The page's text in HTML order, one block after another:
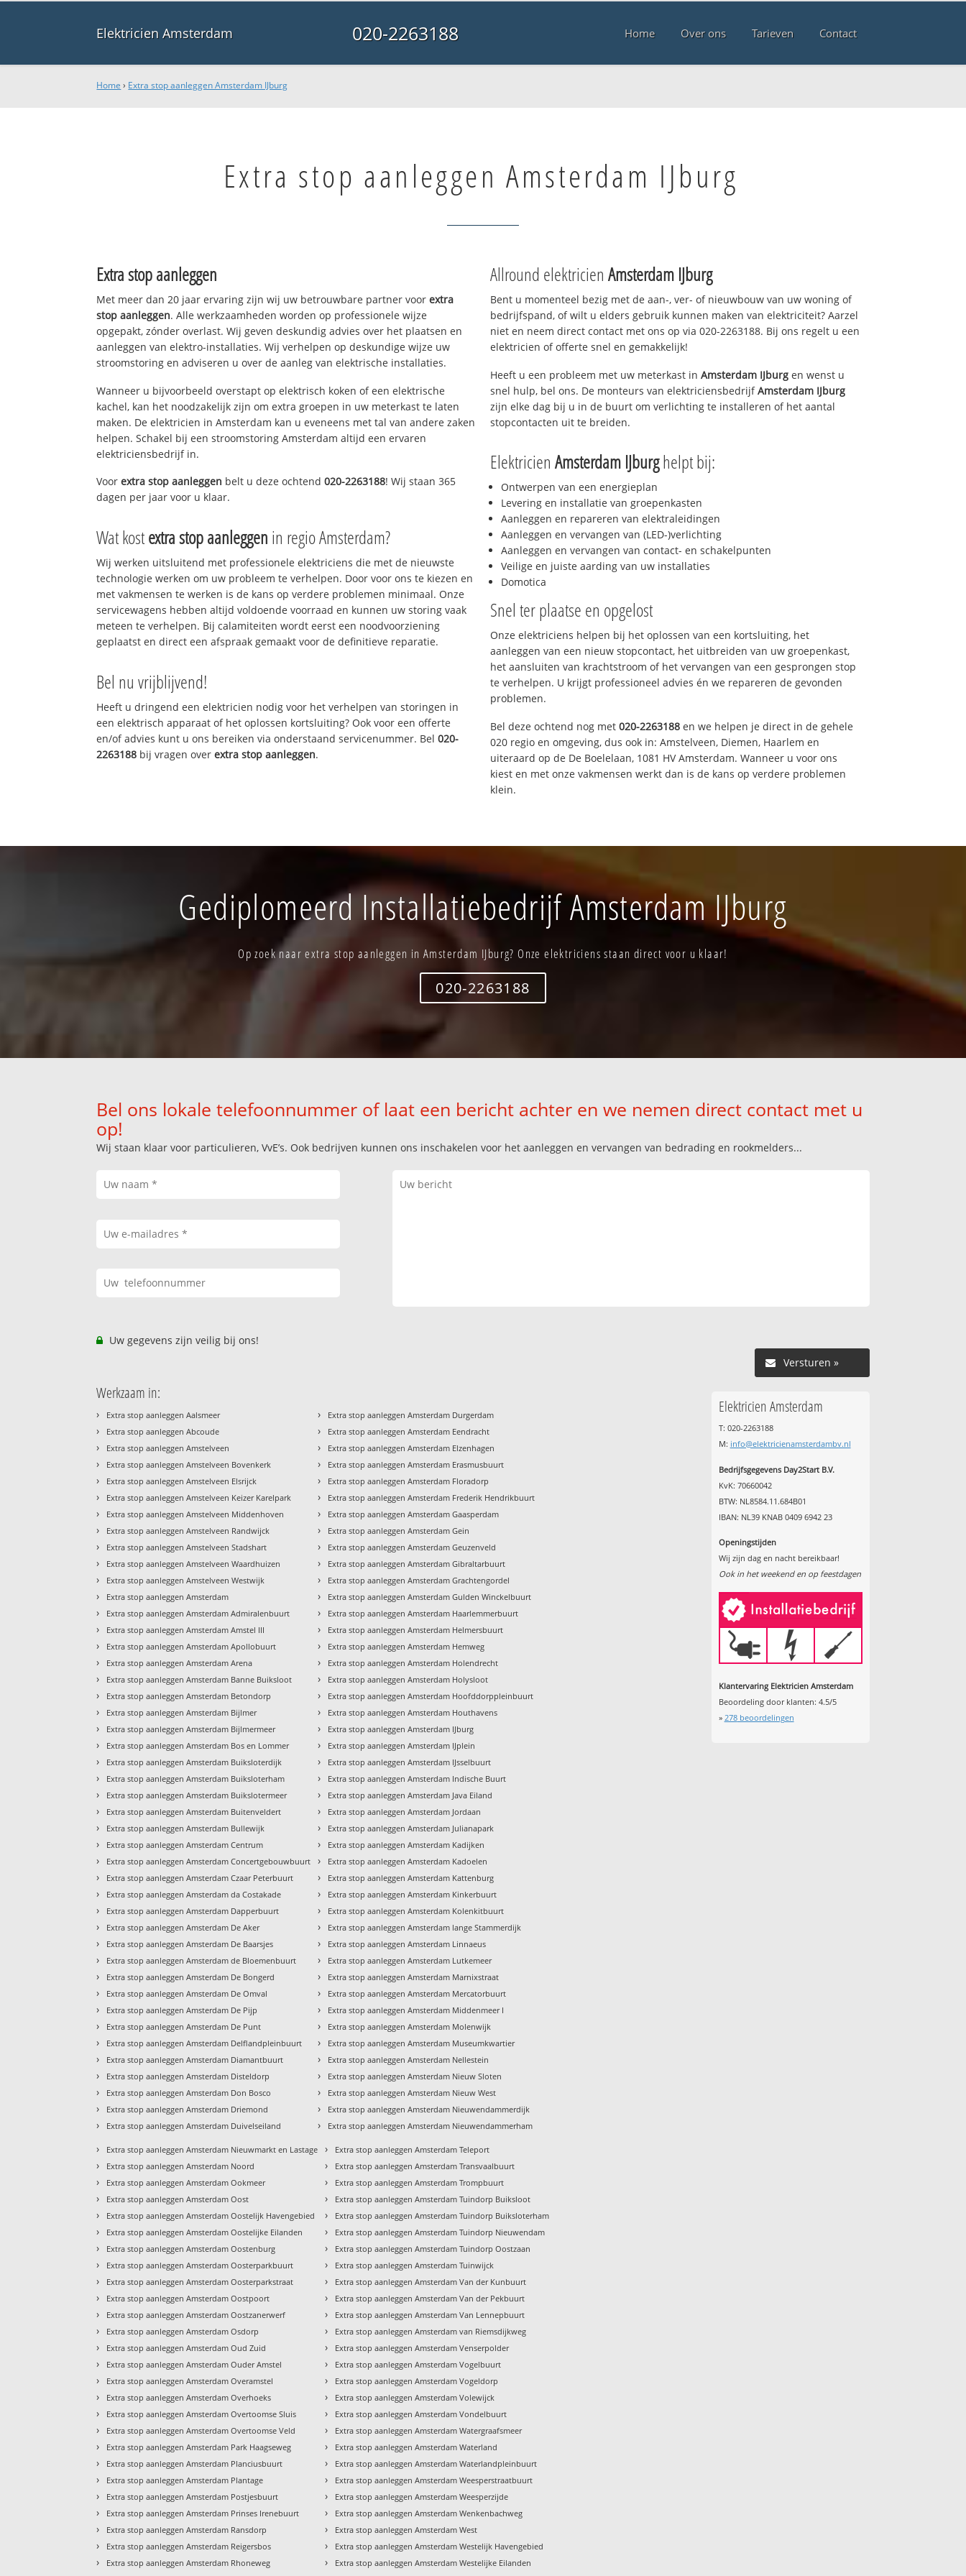
Elektricien Amsterdam 020-2263188 Home Over ons Tarieven Contact
Home › Extra stop aanleggen Amsterdam IJburg
Extra stop aanleggen Amsterdam IJburg
Extra stop aanleggen
Met meer dan 20 jaar ervaring zijn wij uw betrouwbare partner voorextra
stop aanleggen. Alle werkzaamheden worden op professionele wijze
opgepakt, zónder overlast. Wij geven deskundig advies over het plaatsen en
aanleggen van elektro-installaties. Wij verhelpen op deskundige wijze uw
stroomstoring en adviseren u over de aanleg van elektrische installaties.
Wanneer u bijvoorbeeld overstapt op elektrisch koken of een elektrische
kachel, kan het noodzakelijk zijn om extra groepen in uw meterkast te laten
maken. De elektricien in Amsterdam kan u eveneens met tal van andere zaken
helpen. Schakel bij een stroomstoring Amsterdam altijd een ervaren
elektriciensbedrijf in.
Voorextra stop aanleggen belt u deze ochtend020-2263188! Wij staan 365
dagen per jaar voor u klaar.
Wat kostextra stop aanleggen in regio Amsterdam?
Wij werken uitsluitend met professionele elektriciens die met de nieuwste
technologie werken om uw probleem te verhelpen. Door voor ons te kiezen en
met vakmensen te werken is de kans op verdere problemen minimaal. Onze
servicewagens hebben altijd voldoende voorraad en kunnen uw storing vaak
meteen te verhelpen. Bij calamiteiten wordt eerst een noodvoorziening
geplaatst en direct een afspraak gemaakt voor de definitieve reparatie.
Bel nu vrijblijvend!
Heeft u dringend een elektricien nodig voor het verhelpen van storingen in
een elektrisch apparaat of het oplossen kortsluiting? Ook voor een offerte
en/of advies kunt u ons bereiken via onderstaand servicenummer. Bel020-
2263188 bij vragen overextra stop aanleggen.
Allround elektricien Amsterdam IJburg
Bent u momenteel bezig met de aan-, ver- of nieuwbouw van uw woning of
bedrijfspand, of wilt u elders gebruik kunnen maken van elektriciteit? Aarzel
niet en neem direct contact met ons op via 020-2263188. Bij ons regelt u een
elektricien of offerte snel en gemakkelijk!
Heeft u een probleem met uw meterkast in Amsterdam IJburg en wenst u
snel hulp, bel ons. De monteurs van elektriciensbedrijfAmsterdam IJburg
zijn elke dag bij u in de buurt om verlichting te installeren of het aantal
stopcontacten uit te breiden.
Elektricien Amsterdam IJburghelpt bij:
Ontwerpen van een energieplan
Levering en installatie van groepenkasten
Aanleggen en repareren van elektraleidingen
Aanleggen en vervangen van (LED-)verlichting
Aanleggen en vervangen van contact- en schakelpunten
Veilige en juiste aarding van uw installaties
Domotica
Snel ter plaatse en opgelost
Onze elektriciens helpen bij het oplossen van een kortsluiting, het
aanleggen van een nieuw stopcontact, het uitbreiden van uw groepenkast,
het aansluiten van krachtstroom of het vervangen van een gesprongen stop
te verhelpen. U krijgt professioneel advies én we repareren de gevonden
problemen.
Bel deze ochtend nog met 020-2263188 en we helpen je direct in de gehele
020 regio en omgeving, dus ook in: Amstelveen, Diemen, Haarlem en
uiteraard op de De Boelelaan, 1081 HV Amsterdam. Wanneer u voor ons
kiest en met onze vakmensen werkt dan is de kans op verdere problemen
klein.
Gediplomeerd Installatiebedrijf Amsterdam IJburg
Op zoek naar extra stop aanleggen in Amsterdam IJburg? Onze elektriciens staan direct voor u klaar!
020-2263188
Bel ons lokale telefoonnummer of laat een bericht achter en we nemen direct contact met u
op!
Wij staan klaar voor particulieren, VvE’s. Ook bedrijven kunnen ons inschakelen voor het aanleggen en vervangen van bedrading en rookmelders...
Uw gegevens zijn veilig bij ons!
Versturen »
Werkzaam in:
› Extra stop aanleggen Aalsmeer
› Extra stop aanleggen Abcoude
› Extra stop aanleggen Amstelveen
› Extra stop aanleggen Amstelveen Bovenkerk
› Extra stop aanleggen Amstelveen Elsrijck
› Extra stop aanleggen Amstelveen Keizer Karelpark
› Extra stop aanleggen Amstelveen Middenhoven
› Extra stop aanleggen Amstelveen Randwijck
› Extra stop aanleggen Amstelveen Stadshart
› Extra stop aanleggen Amstelveen Waardhuizen
› Extra stop aanleggen Amstelveen Westwijk
› Extra stop aanleggen Amsterdam
› Extra stop aanleggen Amsterdam Admiralenbuurt
› Extra stop aanleggen Amsterdam Amstel III
› Extra stop aanleggen Amsterdam Apollobuurt
› Extra stop aanleggen Amsterdam Arena
› Extra stop aanleggen Amsterdam Banne Buiksloot
› Extra stop aanleggen Amsterdam Betondorp
› Extra stop aanleggen Amsterdam Bijlmer
› Extra stop aanleggen Amsterdam Bijlmermeer
› Extra stop aanleggen Amsterdam Bos en Lommer
› Extra stop aanleggen Amsterdam Buiksloterdijk
› Extra stop aanleggen Amsterdam Buiksloterham
› Extra stop aanleggen Amsterdam Buikslotermeer
› Extra stop aanleggen Amsterdam Buitenveldert
› Extra stop aanleggen Amsterdam Bullewijk
› Extra stop aanleggen Amsterdam Centrum
› Extra stop aanleggen Amsterdam Concertgebouwbuurt
› Extra stop aanleggen Amsterdam Czaar Peterbuurt
› Extra stop aanleggen Amsterdam da Costakade
› Extra stop aanleggen Amsterdam Dapperbuurt
› Extra stop aanleggen Amsterdam De Aker
› Extra stop aanleggen Amsterdam De Baarsjes
› Extra stop aanleggen Amsterdam de Bloemenbuurt
› Extra stop aanleggen Amsterdam De Bongerd
› Extra stop aanleggen Amsterdam De Omval
› Extra stop aanleggen Amsterdam De Pijp
› Extra stop aanleggen Amsterdam De Punt
› Extra stop aanleggen Amsterdam Delflandpleinbuurt
› Extra stop aanleggen Amsterdam Diamantbuurt
› Extra stop aanleggen Amsterdam Disteldorp
› Extra stop aanleggen Amsterdam Don Bosco
› Extra stop aanleggen Amsterdam Driemond
› Extra stop aanleggen Amsterdam Duivelseiland
› Extra stop aanleggen Amsterdam Durgerdam
› Extra stop aanleggen Amsterdam Eendracht
› Extra stop aanleggen Amsterdam Elzenhagen
› Extra stop aanleggen Amsterdam Erasmusbuurt
› Extra stop aanleggen Amsterdam Floradorp
› Extra stop aanleggen Amsterdam Frederik Hendrikbuurt
› Extra stop aanleggen Amsterdam Gaasperdam
› Extra stop aanleggen Amsterdam Gein
› Extra stop aanleggen Amsterdam Geuzenveld
› Extra stop aanleggen Amsterdam Gibraltarbuurt
› Extra stop aanleggen Amsterdam Grachtengordel
› Extra stop aanleggen Amsterdam Gulden Winckelbuurt
› Extra stop aanleggen Amsterdam Haarlemmerbuurt
› Extra stop aanleggen Amsterdam Helmersbuurt
› Extra stop aanleggen Amsterdam Hemweg
› Extra stop aanleggen Amsterdam Holendrecht
› Extra stop aanleggen Amsterdam Holysloot
› Extra stop aanleggen Amsterdam Hoofddorppleinbuurt
› Extra stop aanleggen Amsterdam Houthavens
› Extra stop aanleggen Amsterdam IJburg
› Extra stop aanleggen Amsterdam IJplein
› Extra stop aanleggen Amsterdam IJsselbuurt
› Extra stop aanleggen Amsterdam Indische Buurt
› Extra stop aanleggen Amsterdam Java Eiland
› Extra stop aanleggen Amsterdam Jordaan
› Extra stop aanleggen Amsterdam Julianapark
› Extra stop aanleggen Amsterdam Kadijken
› Extra stop aanleggen Amsterdam Kadoelen
› Extra stop aanleggen Amsterdam Kattenburg
› Extra stop aanleggen Amsterdam Kinkerbuurt
› Extra stop aanleggen Amsterdam Kolenkitbuurt
› Extra stop aanleggen Amsterdam lange Stammerdijk
› Extra stop aanleggen Amsterdam Linnaeus
› Extra stop aanleggen Amsterdam Lutkemeer
› Extra stop aanleggen Amsterdam Marnixstraat
› Extra stop aanleggen Amsterdam Mercatorbuurt
› Extra stop aanleggen Amsterdam Middenmeer I
› Extra stop aanleggen Amsterdam Molenwijk
› Extra stop aanleggen Amsterdam Museumkwartier
› Extra stop aanleggen Amsterdam Nellestein
› Extra stop aanleggen Amsterdam Nieuw Sloten
› Extra stop aanleggen Amsterdam Nieuw West
› Extra stop aanleggen Amsterdam Nieuwendammerdijk
› Extra stop aanleggen Amsterdam Nieuwendammerham
› Extra stop aanleggen Amsterdam Nieuwmarkt en Lastage
› Extra stop aanleggen Amsterdam Noord
› Extra stop aanleggen Amsterdam Ookmeer
› Extra stop aanleggen Amsterdam Oost
› Extra stop aanleggen Amsterdam Oostelijk Havengebied
› Extra stop aanleggen Amsterdam Oostelijke Eilanden
› Extra stop aanleggen Amsterdam Oostenburg
› Extra stop aanleggen Amsterdam Oosterparkbuurt
› Extra stop aanleggen Amsterdam Oosterparkstraat
› Extra stop aanleggen Amsterdam Oostpoort
› Extra stop aanleggen Amsterdam Oostzanerwerf
› Extra stop aanleggen Amsterdam Osdorp
› Extra stop aanleggen Amsterdam Oud Zuid
› Extra stop aanleggen Amsterdam Ouder Amstel
› Extra stop aanleggen Amsterdam Overamstel
› Extra stop aanleggen Amsterdam Overhoeks
› Extra stop aanleggen Amsterdam Overtoomse Sluis
› Extra stop aanleggen Amsterdam Overtoomse Veld
› Extra stop aanleggen Amsterdam Park Haagseweg
› Extra stop aanleggen Amsterdam Planciusbuurt
› Extra stop aanleggen Amsterdam Plantage
› Extra stop aanleggen Amsterdam Postjesbuurt
› Extra stop aanleggen Amsterdam Prinses Irenebuurt
› Extra stop aanleggen Amsterdam Ransdorp
› Extra stop aanleggen Amsterdam Reigersbos
› Extra stop aanleggen Amsterdam Rhoneweg
› Extra stop aanleggen Amsterdam Teleport
› Extra stop aanleggen Amsterdam Transvaalbuurt
› Extra stop aanleggen Amsterdam Trompbuurt
› Extra stop aanleggen Amsterdam Tuindorp Buiksloot
› Extra stop aanleggen Amsterdam Tuindorp Buiksloterham
› Extra stop aanleggen Amsterdam Tuindorp Nieuwendam
› Extra stop aanleggen Amsterdam Tuindorp Oostzaan
› Extra stop aanleggen Amsterdam Tuinwijck
› Extra stop aanleggen Amsterdam Van der Kunbuurt
› Extra stop aanleggen Amsterdam Van der Pekbuurt
› Extra stop aanleggen Amsterdam Van Lennepbuurt
› Extra stop aanleggen Amsterdam van Riemsdijkweg
› Extra stop aanleggen Amsterdam Venserpolder
› Extra stop aanleggen Amsterdam Vogelbuurt
› Extra stop aanleggen Amsterdam Vogeldorp
› Extra stop aanleggen Amsterdam Volewijck
› Extra stop aanleggen Amsterdam Vondelbuurt
› Extra stop aanleggen Amsterdam Watergraafsmeer
› Extra stop aanleggen Amsterdam Waterland
› Extra stop aanleggen Amsterdam Waterlandpleinbuurt
› Extra stop aanleggen Amsterdam Weesperstraatbuurt
› Extra stop aanleggen Amsterdam Weesperzijde
› Extra stop aanleggen Amsterdam Wenkenbachweg
› Extra stop aanleggen Amsterdam West
› Extra stop aanleggen Amsterdam Westelijk Havengebied
› Extra stop aanleggen Amsterdam Westelijke Eilanden
Elektricien Amsterdam
T: 020-2263188
M: info@elektricienamsterdambv.nl
Bedrijfsgegevens Day2Start B.V.
KvK: 70660042
BTW: NL8584.11.684B01
IBAN: NL39 KNAB 0409 6942 23
Openingstijden
Wij zijn dag en nacht bereikbaar!
Ook in het weekend en op feestdagen
Klantervaring Elektricien Amsterdam
Beoordeling door klanten: 4.5/5
» 278beoordelingen